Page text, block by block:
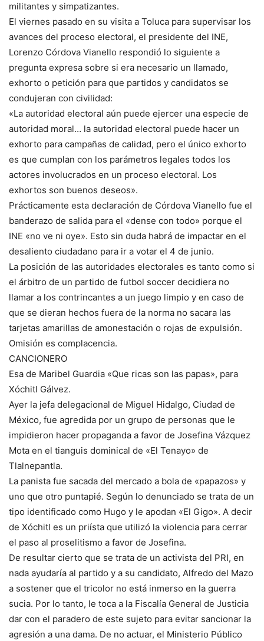
militantes y simpatizantes.
El viernes pasado en su visita a Toluca para supervisar los
avances del proceso electoral, el presidente del INE,
Lorenzo Córdova Vianello respondió lo siguiente a
pregunta expresa sobre si era necesario un llamado,
exhorto o petición para que partidos y candidatos se
condujeran con civilidad:
«La autoridad electoral aún puede ejercer una especie de
autoridad moral… la autoridad electoral puede hacer un
exhorto para campañas de calidad, pero el único exhorto
es que cumplan con los parámetros legales todos los
actores involucrados en un proceso electoral. Los
exhortos son buenos deseos».
Prácticamente esta declaración de Córdova Vianello fue el
banderazo de salida para el «dense con todo» porque el
INE «no ve ni oye». Esto sin duda habrá de impactar en el
desaliento ciudadano para ir a votar el 4 de junio.
La posición de las autoridades electorales es tanto como si
el árbitro de un partido de futbol soccer decidiera no
llamar a los contrincantes a un juego limpio y en caso de
que se dieran hechos fuera de la norma no sacara las
tarjetas amarillas de amonestación o rojas de expulsión.
Omisión es complacencia.
CANCIONERO
Esa de Maribel Guardia «Que ricas son las papas», para
Xóchitl Gálvez.
Ayer la jefa delegacional de Miguel Hidalgo, Ciudad de
México, fue agredida por un grupo de personas que le
impidieron hacer propaganda a favor de Josefina Vázquez
Mota en el tianguis dominical de «El Tenayo» de
Tlalnepantla.
La panista fue sacada del mercado a bola de «papazos» y
uno que otro puntapié. Según lo denunciado se trata de un
tipo identificado como Hugo y le apodan «El Gigo». A decir
de Xóchitl es un priísta que utilizó la violencia para cerrar
el paso al proselitismo a favor de Josefina.
De resultar cierto que se trata de un activista del PRI, en
nada ayudaría al partido y a su candidato, Alfredo del Mazo
a sostener que el tricolor no está inmerso en la guerra
sucia. Por lo tanto, le toca a la Fiscalía General de Justicia
dar con el paradero de este sujeto para evitar sancionar la
agresión a una dama. De no actuar, el Ministerio Público